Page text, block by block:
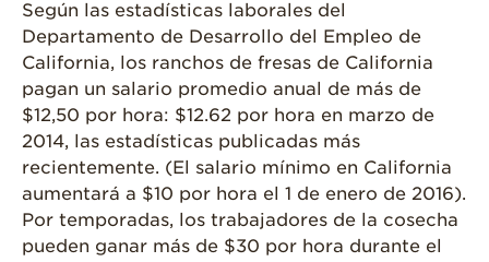
Según las estadísticas laborales del
Departamento de Desarrollo del Empleo de
California, los ranchos de fresas de California
pagan un salario promedio anual de más de
$12,50 por hora: $12.62 por hora en marzo de
2014, las estadísticas publicadas más
recientemente. (El salario mínimo en California
aumentará a $10 por hora el 1 de enero de 2016).
Por temporadas, los trabajadores de la cosecha
pueden ganar más de $30 por hora durante el